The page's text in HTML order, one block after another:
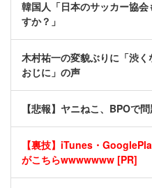
韓国人「日本のサッカー協
すか？」
木村祐一の変貌ぶりに「渋
おじに」の声
【悲報】ヤニねこ、BPOで
【裏技】iTunes・
がこちらwwwwwww [PR]